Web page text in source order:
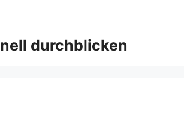
durchblicken